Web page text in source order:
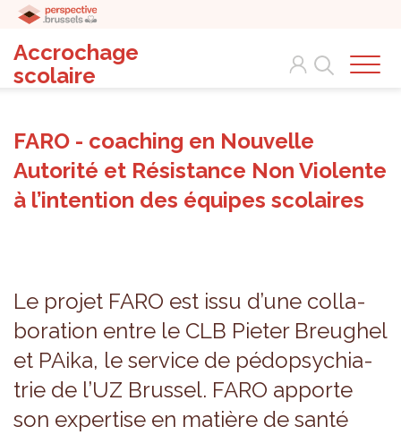
Accrochage
scolaire
Search
FARO - coaching en Nouvelle
Autorité et Résistance Non Violente
à l’intention des équipes scolaires
Le pro­jet FARO est issu d’une col­la­
bo­ra­tion entre le CLB Pie­ter Breu­ghel
et PAika, le ser­vice de pédo­psy­chia­
trie de l’UZ Brus­sel. FARO apporte
son exper­tise en matière de santé